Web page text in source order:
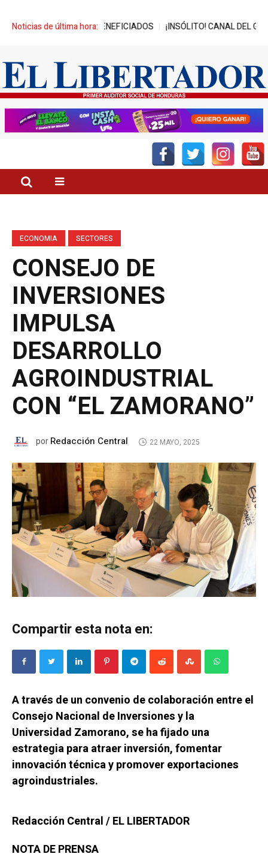
Noticias de última hora:
MIL JÓVENES BENEFICIADOS ¡INSÓLITO! CANAL DEL GOBIERNO
ECONOMIA SECTORES
CONSEJO DE
INVERSIONES
IMPULSA
DESARROLLO
AGROINDUSTRIAL
CON “EL ZAMORANO”
porRedacción Central 22 MAYO, 2025
Compartir esta nota en:
A través de un convenio de colaboración entre el
Consejo Nacional de Inversiones y la
Universidad Zamorano, se ha fijado una
estrategia para atraer inversión, fomentar
innovación técnica y promover exportaciones
agroindustriales.
Redacción Central / EL LIBERTADOR
NOTA DE PRENSA